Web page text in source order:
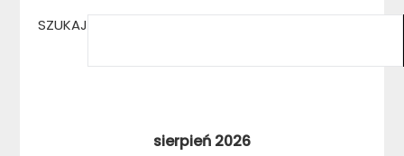
SZUKAJ
sierpień 2026